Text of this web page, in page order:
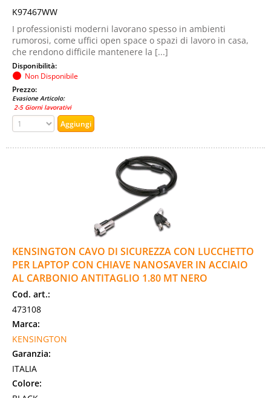
K97467WW
I professionisti moderni lavorano spesso in ambienti
rumorosi, come uffici open space o spazi di lavoro in casa,
che rendono difficile mantenere la [...]
Disponibilità:
Non Disponibile
Prezzo:
Evasione Articolo:
2-5 Giorni lavorativi
KENSINGTON CAVO DI SICUREZZA CON LUCCHETTO
PER LAPTOP CON CHIAVE NANOSAVER IN ACCIAIO
AL CARBONIO ANTITAGLIO 1.80 MT NERO
Cod. art.:
473108
Marca:
KENSINGTON
Garanzia:
ITALIA
Colore: